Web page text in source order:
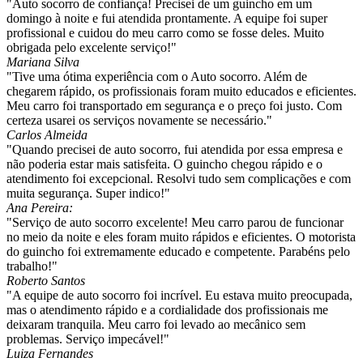
"Auto socorro de confiança! Precisei de um guincho em um
domingo à noite e fui atendida prontamente. A equipe foi super
profissional e cuidou do meu carro como se fosse deles. Muito
obrigada pelo excelente serviço!"
Mariana Silva
"Tive uma ótima experiência com o Auto socorro. Além de
chegarem rápido, os profissionais foram muito educados e eficientes.
Meu carro foi transportado em segurança e o preço foi justo. Com
certeza usarei os serviços novamente se necessário."
Carlos Almeida
"Quando precisei de auto socorro, fui atendida por essa empresa e
não poderia estar mais satisfeita. O guincho chegou rápido e o
atendimento foi excepcional. Resolvi tudo sem complicações e com
muita segurança. Super indico!"
Ana Pereira:
"Serviço de auto socorro excelente! Meu carro parou de funcionar
no meio da noite e eles foram muito rápidos e eficientes. O motorista
do guincho foi extremamente educado e competente. Parabéns pelo
trabalho!"
Roberto Santos
"A equipe de auto socorro foi incrível. Eu estava muito preocupada,
mas o atendimento rápido e a cordialidade dos profissionais me
deixaram tranquila. Meu carro foi levado ao mecânico sem
problemas. Serviço impecável!"
Luiza Fernandes